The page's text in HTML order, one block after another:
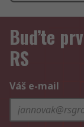
Buďte
RS
Váš e-mail